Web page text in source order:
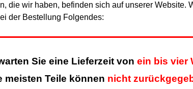
die wir haben, befinden sich auf unserer
der Bestellung Folgendes:
Sie eine Lieferzeit von ein bis vier
meisten Teile können nicht